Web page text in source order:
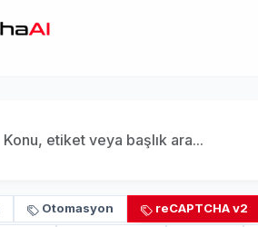
Otomasyon
reCAPTCHA v2